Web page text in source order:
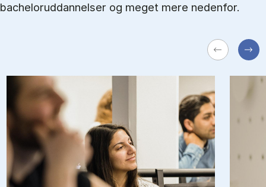
bacheloruddannelser og meget mere nedenfor.